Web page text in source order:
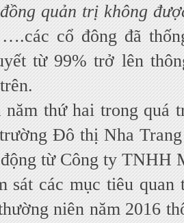
quản trị không
….các cổ đông đã
từ 99% trở lên
năm thứ hai trong quá
Đô thị Nha
từ Công ty TNHH
sát các mục tiêu
niên năm 2016